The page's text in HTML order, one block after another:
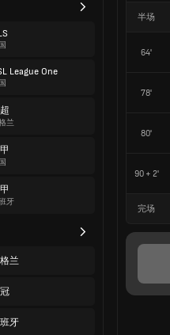
League One
兰
牙
兰
牙
半场
64'
78'
80'
90 + 2'
完场